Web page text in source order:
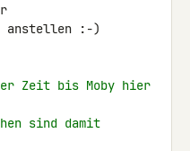
anstellen :-)
Zeit bis Moby hier
sind damit